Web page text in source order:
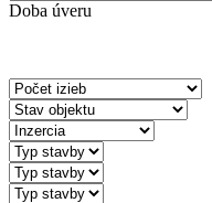
Doba úveru